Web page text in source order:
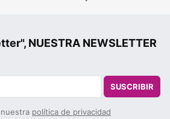
NUESTRA NEWSLETTER
SUSCRIBIR
política de privacidad